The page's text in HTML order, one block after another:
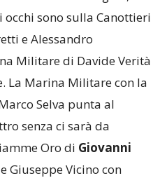
occhi sono sulla Canottieri
e Alessandro
Militare di Davide Verità
La Marina Militare con la
Selva punta al
senza ci sarà da
Oro di Giovanni
Giuseppe Vicino con